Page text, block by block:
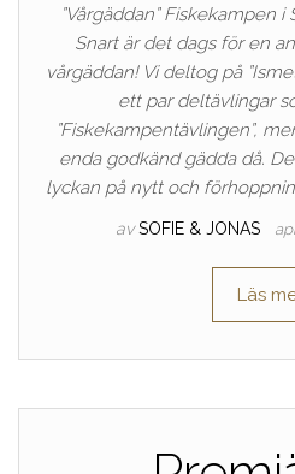
”Vårgäddan” Fiskekampen
Snart är det dags för en
vårgäddan! Vi deltog på
ett par deltävlingar
”Fiskekampentävlingen”,
enda godkänd gädda då.
lyckan på nytt och
av SOFIE & JONAS
Läs